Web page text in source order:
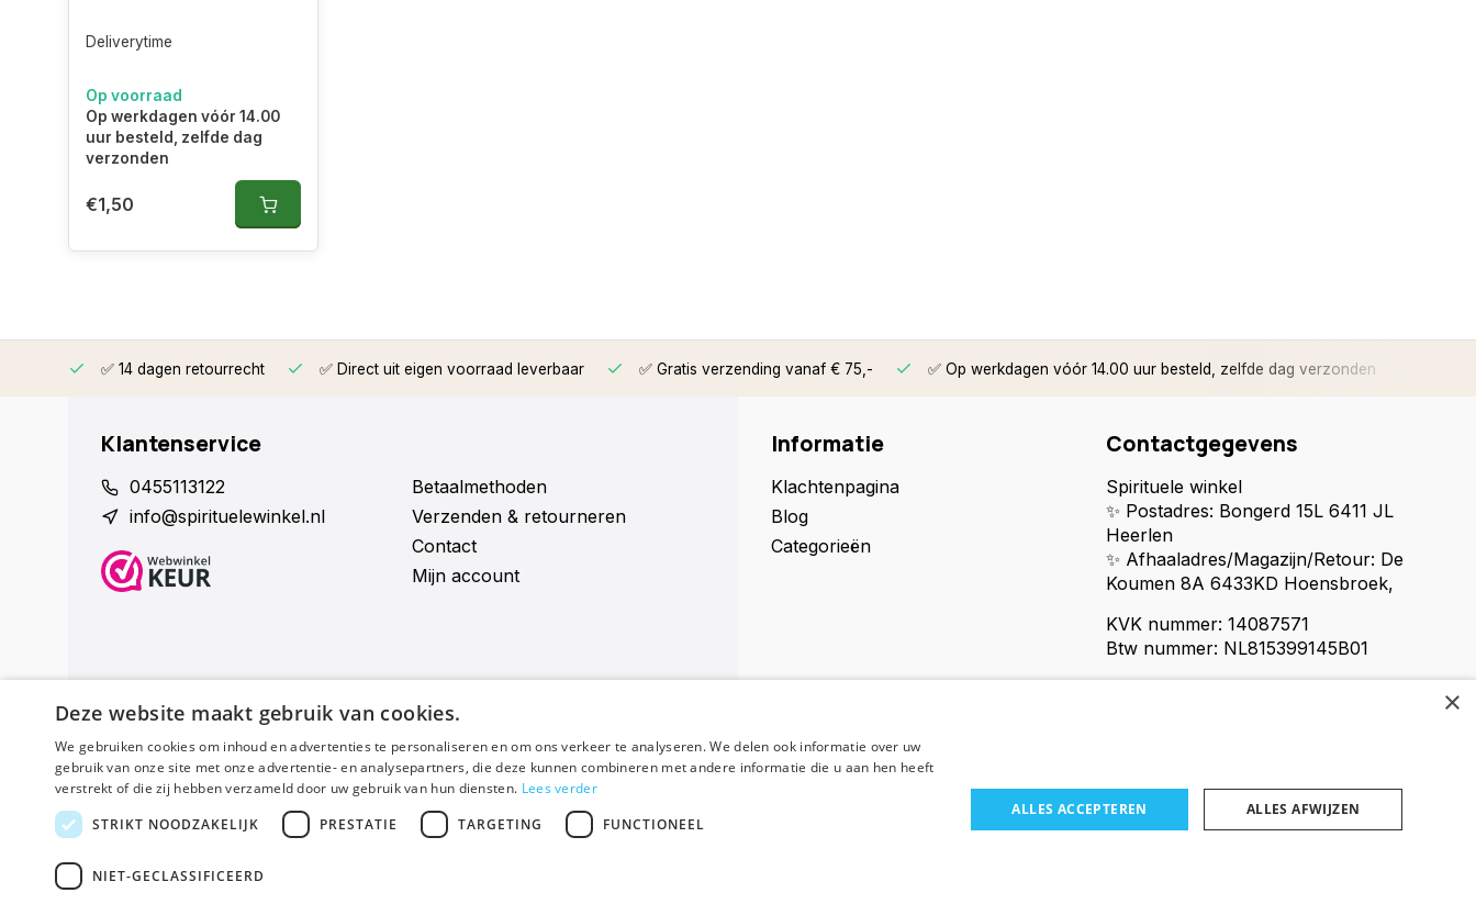
Deliverytime
Op voorraad
Op werkdagen vóór 14.00
uur besteld, zelfde dag
verzonden
€1,50
✅ 14 dagen retourrecht ✅ Direct uit eigen voorraad leverbaar ✅ Gratis verzending vanaf € 75,- ✅ Op werkdagen vóór 14.00 uur besteld, zelfde dag verzonden
Klantenservice
0455113122
info@spirituelewinkel.nl
Betaalmethoden
Verzenden & retourneren
Contact
Mijn account
Informatie
Klachtenpagina
Blog
Categorieën
Contactgegevens
Spirituele winkel
✨ Postadres: Bongerd 15L 6411 JL
Heerlen
✨ Afhaaladres/Magazijn/Retour: De
Koumen 8A 6433KD Hoensbroek,
KVK nummer: 14087571
Btw nummer: NL815399145B01
Schijf je nu in voor de nieuwsbrief Abonneer
Algemene voorwaarden Disclaimer
© Spirituele winkel - Theme made by
×
Deze website maakt gebruik van cookies.
We gebruiken cookies om inhoud en advertenties te personaliseren en om ons verkeer te analyseren. We delen ook informatie over uw
gebruik van onze site met onze advertentie- en analysepartners, die deze kunnen combineren met andere informatie die u aan hen heeft
verstrekt of die zij hebben verzameld door uw gebruik van hun diensten. Lees verder
STRIKT NOODZAKELIJK
PRESTATIE TARGETING FUNCTIONEEL
NIET-GECLASSIFICEERD
ALLES ACCEPTEREN ALLES AFWIJZEN